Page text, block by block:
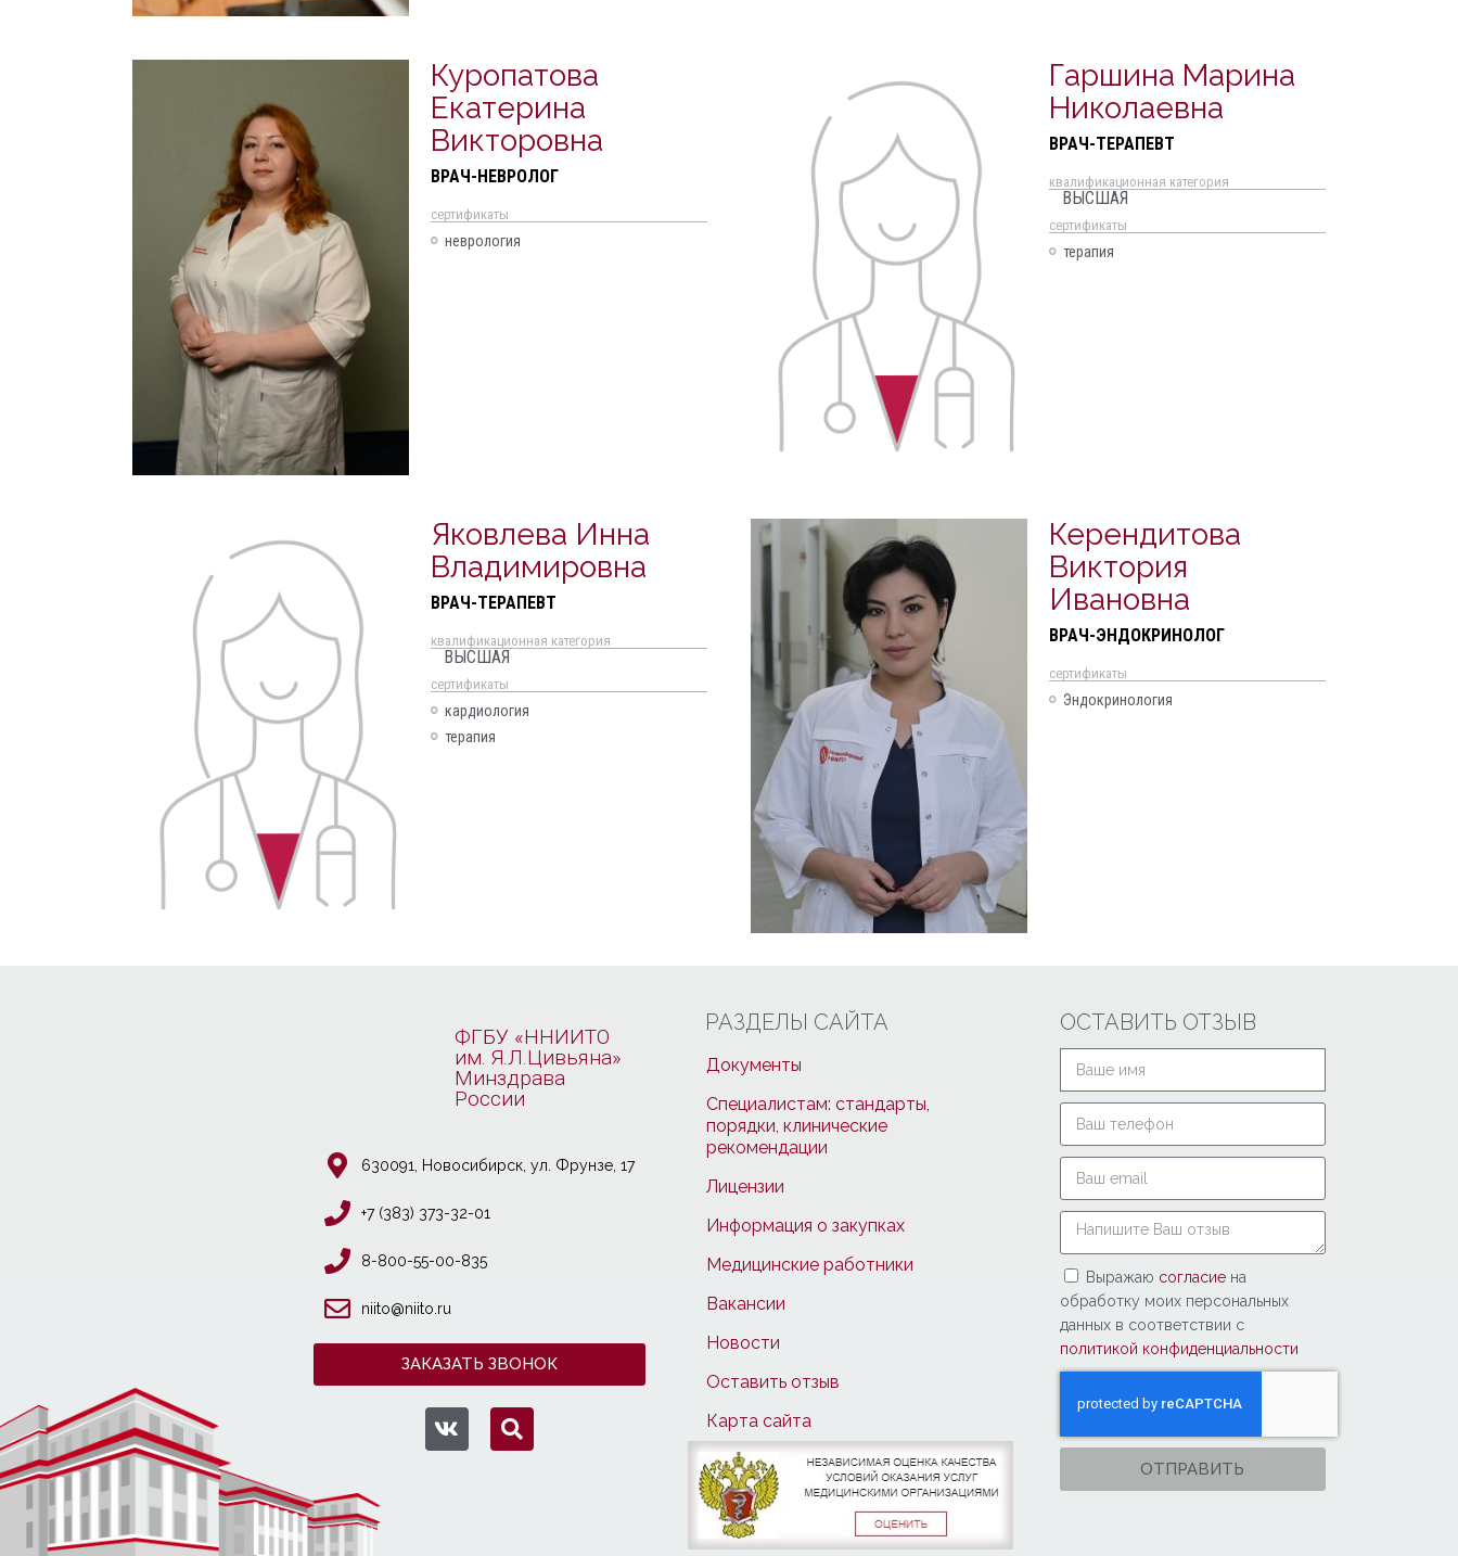
Куропатова
Екатерина
Викторовна
ВРАЧ-НЕВРОЛОГ
cертификаты
неврология
Гаршина Марина
Николаевна
ВРАЧ-ТЕРАПЕВТ
квалификационная категория
ВЫСШАЯ
cертификаты
терапия
Яковлева Инна
Владимировна
ВРАЧ-ТЕРАПЕВТ
квалификационная категория
ВЫСШАЯ
cертификаты
кардиология
терапия
Керендитова
Виктория
Ивановна
ВРАЧ-ЭНДОКРИНОЛОГ
cертификаты
Эндокринология
ФГБУ «ННИИТО
им. Я.Л.Цивьяна»
Минздрава
России
630091, Новосибирcк, ул. Фрунзе, 17
+7 (383) 373-32-01
8-800-55-00-835
niito@niito.ru
ЗАКАЗАТЬ ЗВОНОК
РАЗДЕЛЫ САЙТА
Документы
Специалистам: стандарты,
порядки, клинические
рекомендации
Лицензии
Информация о закупках
Медицинские работники
Вакансии
Новости
Оставить отзыв
Карта сайта
ОСТАВИТЬ ОТЗЫВ
Выражаю согласие на
обработку моих персональных
данных в соответствии с
политикой конфиденциальности
ОТПРАВИТЬ